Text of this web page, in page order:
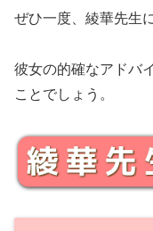
ぜひ一度、綾華先生
彼女の的確なアドバ
ことでしょう。